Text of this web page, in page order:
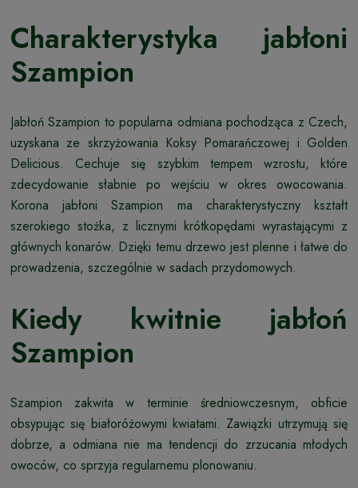
Charakterystyka jabłoni
Szampion
Jabłoń Szampion to popularna odmiana pochodząca z Czech,
uzyskana ze skrzyżowania Koksy Pomarańczowej i Golden
Delicious. Cechuje się szybkim tempem wzrostu, które
zdecydowanie słabnie po wejściu w okres owocowania.
Korona jabłoni Szampion ma charakterystyczny kształt
szerokiego stożka, z licznymi krótkopędami wyrastającymi z
głównych konarów. Dzięki temu drzewo jest plenne i łatwe do
prowadzenia, szczególnie w sadach przydomowych.
Kiedy kwitnie jabłoń
Szampion
Szampion zakwita w terminie średniowczesnym, obficie
obsypując się białoróżowymi kwiatami. Zawiązki utrzymują się
dobrze, a odmiana nie ma tendencji do zrzucania młodych
owoców, co sprzyja regularnemu plonowaniu.